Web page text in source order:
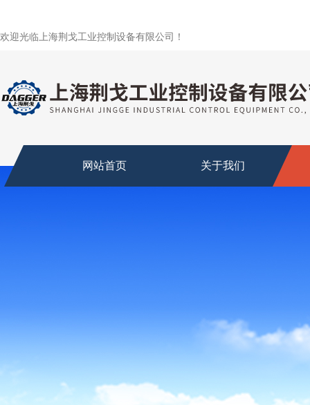
欢迎光临上海荆戈工业控制设备有限公司！
网站首页 关于我们